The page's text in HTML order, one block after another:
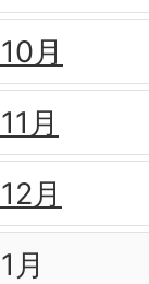
月
月
月
月